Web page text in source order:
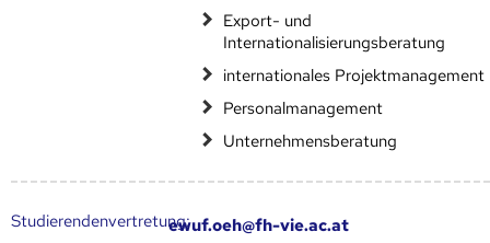
Export- und
Internationalisierungsberatung
internationales Projektmanagement
Personalmanagement
Unternehmensberatung
Studierendenvertretung:ewuf.oeh@fh-vie.ac.at